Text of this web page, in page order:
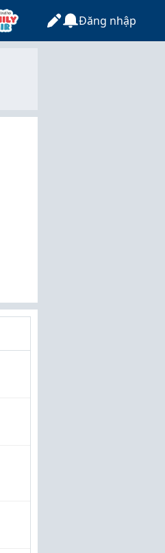
Đăng nhập